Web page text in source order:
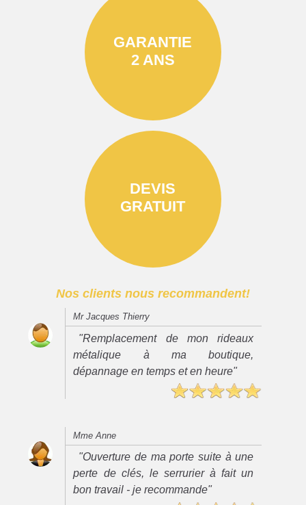
GARANTIE
2 ANS
DEVIS
GRATUIT
Nos clients nous recommandent!
Mr Jacques Thierry
"Remplacement de mon rideaux
métalique à ma boutique,
dépannage en temps et en heure"
Mme Anne
"Ouverture de ma porte suite à une
perte de clés, le serrurier à fait un
bon travail - je recommande"